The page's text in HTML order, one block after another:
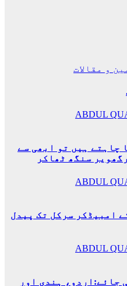
و مقالات
ABDUL
چاہتے ہیں تو ابھی سے
سنگھ ٹھاکر
ABDUL
امبیڈکر سرکل تک پیدل
ABDUL
جائے:اردو، ہندی اور